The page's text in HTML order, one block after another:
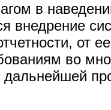
в
внедрение
от
во
дальнейшей